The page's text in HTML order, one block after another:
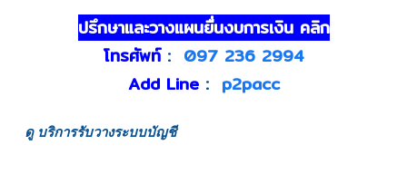
ปรึกษาและวางแผนยื่นงบการเงิน คลิก
โทรศัพท์: 097 236 2994
Add Line: p2pacc
ดู บริการรับวางระบบบัญชี
ติดต่อเรา
สำนักงานบัญชี พีทูพี
79/122 ศุภาลัยวิลล์ วงแหวนรัตนาธิเบศร์ ถ.คลองถนน ต.บางแม่
โทรศัพท์:097-2362994